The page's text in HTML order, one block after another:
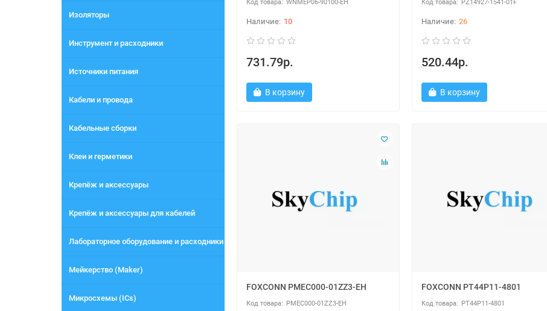
Изоляторы
Инструмент и расходники
Источники питания
Кабели и провода
Кабельные сборки
Клеи и герметики
Крепёж и аксессуары
Крепёж и аксессуары для кабелей
Лабораторное оборудование и расходники
Мейкерство (Maker)
Микросхемы (ICs)
WNMEP06-90100-EH
10
731.79р.
В корзину
PZ14927-1541-01F
26
520.44р.
В корзину
FOXCONN PMEC000-01ZZ3-EH
PMEC000-01ZZ3-EH
FOXCONN PT44P11-4801
PT44P11-4801